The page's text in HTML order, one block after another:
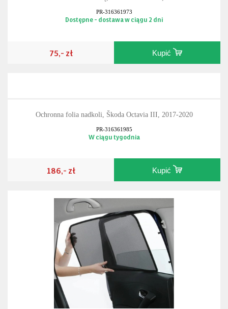
PR-316361973
Dostępne - dostawa w ciągu 2 dni
75,- zł Kupić
Ochronna folia nadkoli, Škoda Octavia III, 2017-2020
PR-316361985
W ciągu tygodnia
186,- zł Kupić